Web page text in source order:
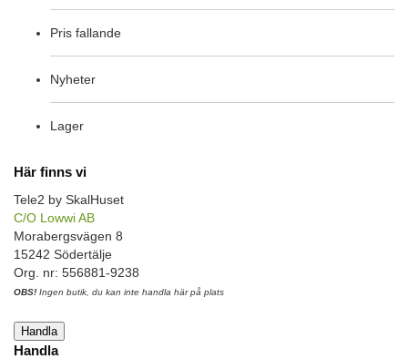
Pris fallande
Nyheter
Lager
Här finns vi
Tele2 by SkalHuset
C/O Lowwi AB
Morabergsvägen 8
15242 Södertälje
Org. nr: 556881-9238
OBS! Ingen butik, du kan inte handla här på plats
Handla
Handla